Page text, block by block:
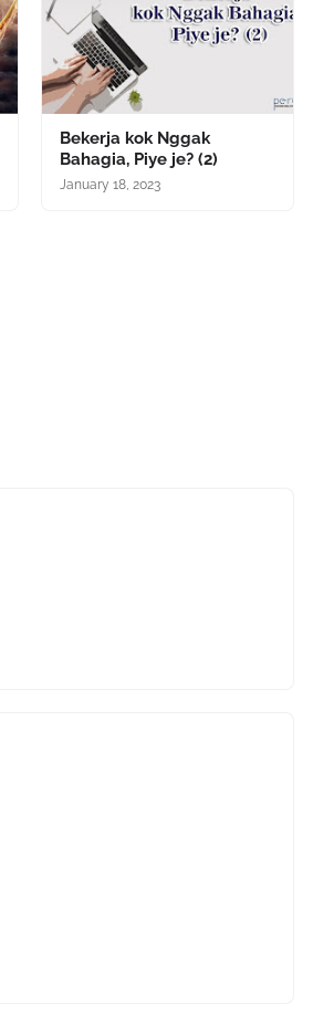
Bekerja kok Nggak
Bahagia, Piye je? (2)
January 18, 2023